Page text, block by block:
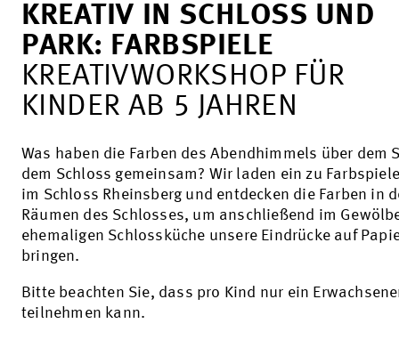
KREATIV IN SCHLOSS UND
PARK: FARBSPIELE
KREATIVWORKSHOP FÜR
KINDER AB 5 JAHREN
Was haben die Farben des Abendhimmels über dem
dem Schloss gemeinsam? Wir laden ein zu
im Schloss Rheinsberg und entdecken die Farben in
Räumen des Schlosses, um anschließend im
ehemaligen Schlossküche unsere Eindrücke auf
bringen.
Bitte beachten Sie, dass pro Kind nur ein
teilnehmen kann.